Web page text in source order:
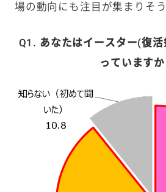
場の動向にも注目が集まりそう
Q1. あなたはイースター(復
っていますか